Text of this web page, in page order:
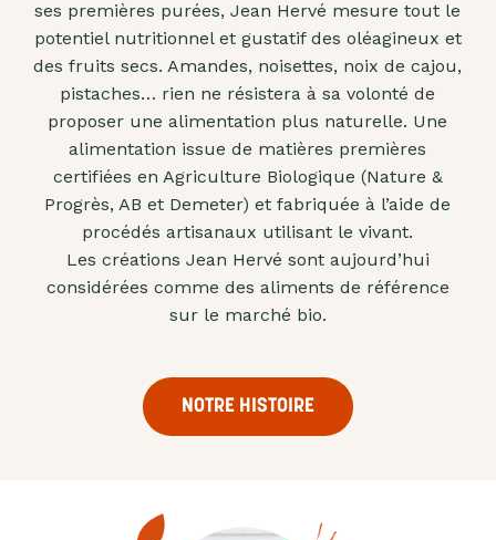
ses premières purées, Jean Hervé mesure tout le
potentiel nutritionnel et gustatif des oléagineux et
des fruits secs. Amandes, noisettes, noix de cajou,
pistaches… rien ne résistera à sa volonté de
proposer une alimentation plus naturelle. Une
alimentation issue de matières premières
certifiées en Agriculture Biologique (Nature &
Progrès, AB et Demeter) et fabriquée à l’aide de
procédés artisanaux utilisant le vivant.
Les créations Jean Hervé sont aujourd’hui
considérées comme des aliments de référence
sur le marché bio.
NOTRE HISTOIRE
Anti-
gaspi
Promotions